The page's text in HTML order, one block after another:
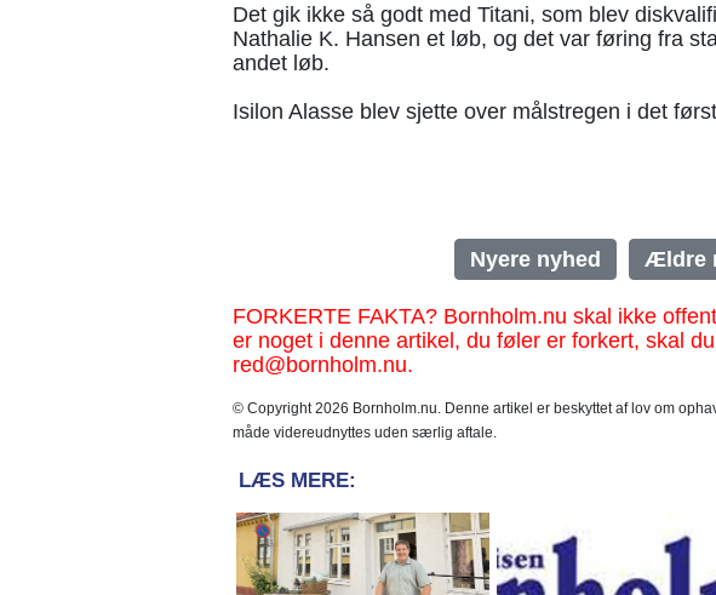
Det gik ikke så godt med Titani, som blev
Nathalie K. Hansen et løb, og det var føring fra
andet løb.
Isilon Alasse blev sjette over målstregen i det
Nyere nyhed Ældre
FORKERTE FAKTA? Bornholm.nu skal ikke
er noget i denne artikel, du føler er forkert, skal
red@bornholm.nu.
© Copyright 2026 Bornholm.nu. Denne artikel er beskyttet af lov om
måde videreudnyttes uden særlig aftale.